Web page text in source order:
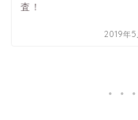
査！
2019年5